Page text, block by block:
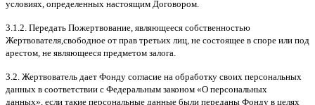
условиях определенных настоящим Договором
3.1.2. Передать Пожертвование являющееся собственностью
Жертвователя свободное от прав третьих лиц не состоящее в споре или под
арестом не являющееся предметом залога
3.2. Жертвователь дает Фонду согласие на обработку своих персональных
данных в соответствии с Федеральным законом «О персональных
данных», если такие персональные данные были переданы Фонду в целях